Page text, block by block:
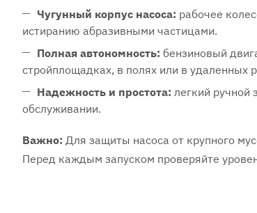
Чугунный корпус насоса: рабочее
истиранию абразивными частицами.
Полная автономность: бензиновый
стройплощадках, в полях или в удаленных
Надежность и простота: легкий ручной
обслуживании.
Важно: Для защиты насоса от крупного
Перед каждым запуском проверяйте